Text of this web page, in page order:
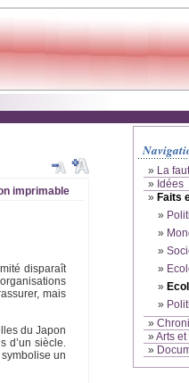
imprimable
disparaît
mais
du Japon
d’un siècle.
un
» La
» Idées
» Faits
»
»
»
»
»
»
»
»Arts et
»